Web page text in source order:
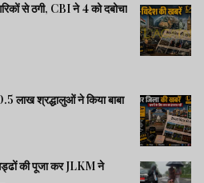
से ठगी, CBI ने 4 को दबोचा
लाख श्रद्धालुओं ने किया बाबा
की पूजा कर JLKM ने